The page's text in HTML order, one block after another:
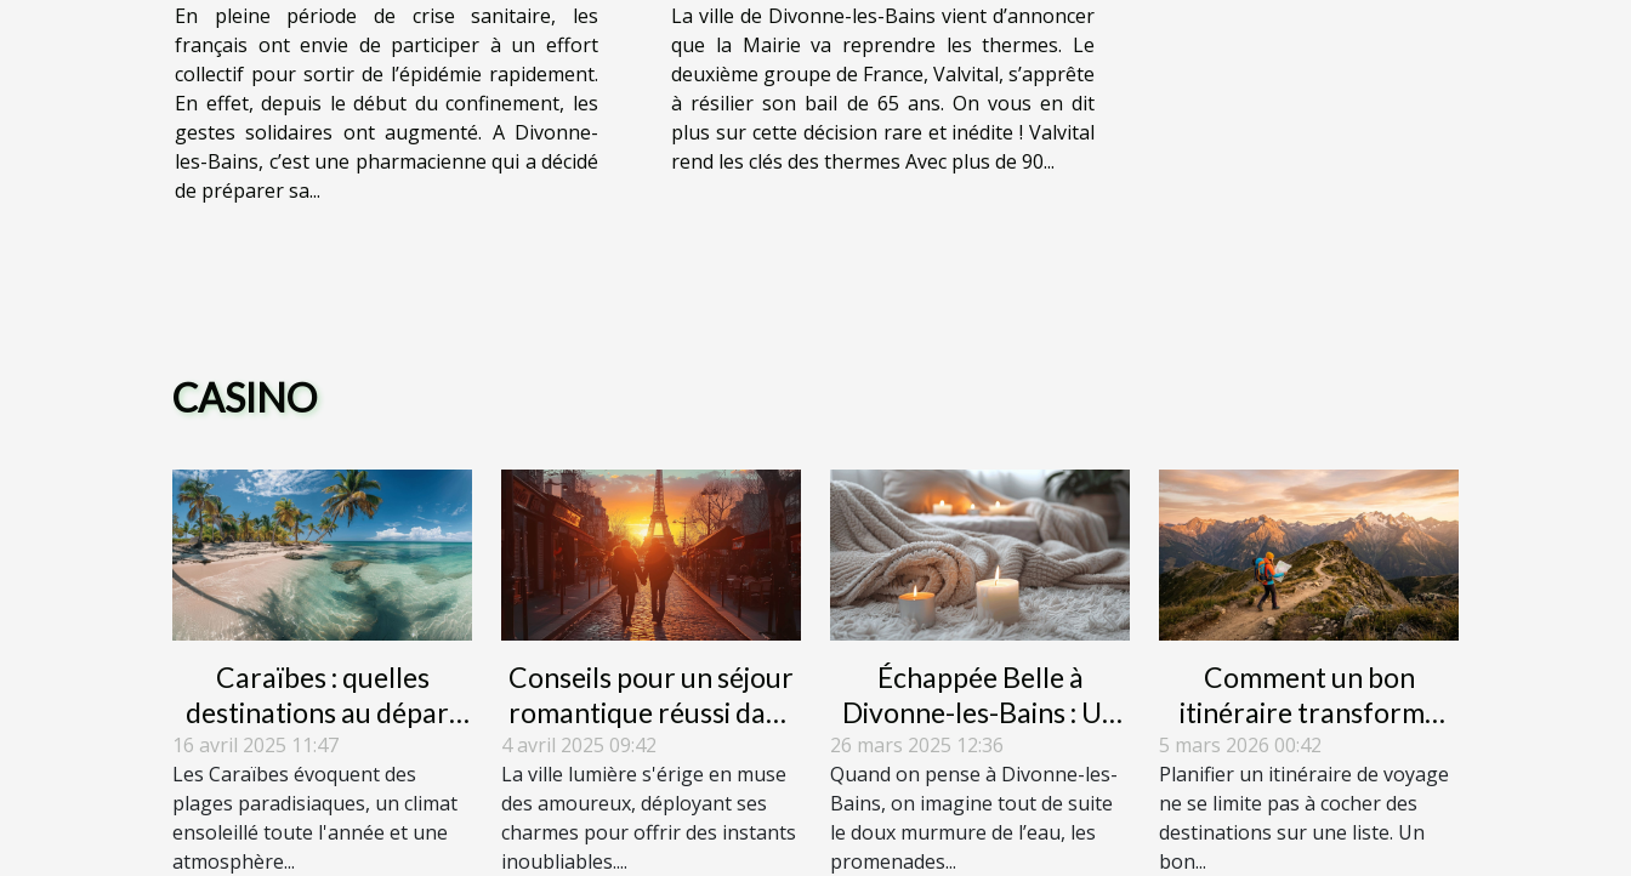
hydroalcoolique
En pleine période de crise sanitaire, les
français ont envie de participer à un effort
collectif pour sortir de l’épidémie rapidement.
En effet, depuis le début du confinement, les
gestes solidaires ont augmenté. A Divonne-
les-Bains, c’est une pharmacienne qui a décidé
de préparer sa...
La ville de Divonne-les-Bains vient d’annoncer
que la Mairie va reprendre les thermes. Le
deuxième groupe de France, Valvital, s’apprête
à résilier son bail de 65 ans. On vous en dit
plus sur cette décision rare et inédite ! Valvital
rend les clés des thermes Avec plus de 90...
CASINO
Caraïbes : quelles
destinations au départ
de Genève ?
16 avril 2025 11:47
Les Caraïbes évoquent des
plages paradisiaques, un climat
ensoleillé toute l'année et une
atmosphère...
Conseils pour un séjour
romantique réussi dans
la capitale de l'amour
4 avril 2025 09:42
La ville lumière s'érige en muse
des amoureux, déployant ses
charmes pour offrir des instants
inoubliables....
Échappée Belle à
Divonne-les-Bains : Un
Havre de Paix pour les
Amateurs de Cocooning
26 mars 2025 12:36
Quand on pense à Divonne-les-
Bains, on imagine tout de suite
le doux murmure de l’eau, les
promenades...
Comment un bon
itinéraire transforme
votre perception des
voyages ?
5 mars 2026 00:42
Planifier un itinéraire de voyage
ne se limite pas à cocher des
destinations sur une liste. Un
bon...